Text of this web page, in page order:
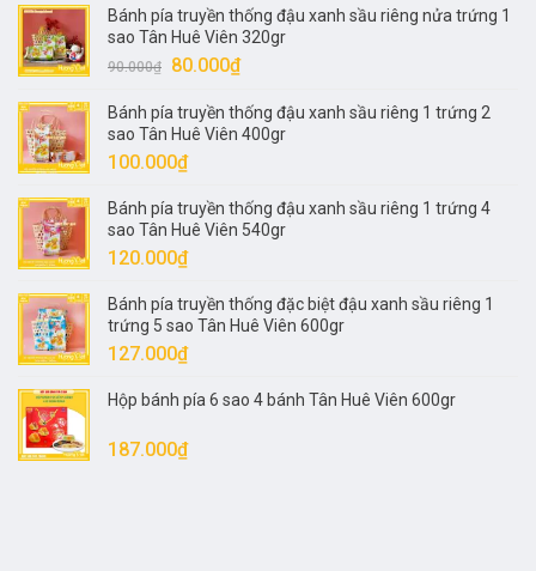
Bánh pía truyền thống đậu xanh sầu riêng nửa trứng 1
sao Tân Huê Viên 320gr
90.000₫
Giá
là:
90.000₫.
80.000₫Giá
tại
là:
Bánh pía truyền thống đậu xanh sầu riêng 1 trứng 2
sao Tân Huê Viên 400gr
100.000₫
Bánh pía truyền thống đậu xanh sầu riêng 1 trứng 4
sao Tân Huê Viên 540gr
120.000₫
Bánh pía truyền thống đặc biệt đậu xanh sầu riêng 1
trứng 5 sao Tân Huê Viên 600gr
127.000₫
Hộp bánh pía 6 sao 4 bánh Tân Huê Viên 600gr
187.000₫